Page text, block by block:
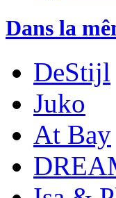
Dans la
DeStijl
Juko
At Bay